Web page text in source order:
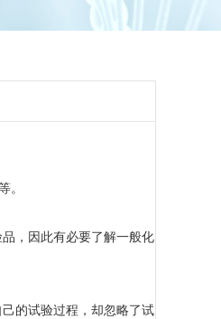
。
，因此有必要了解一般化
的试验过程，却忽略了试